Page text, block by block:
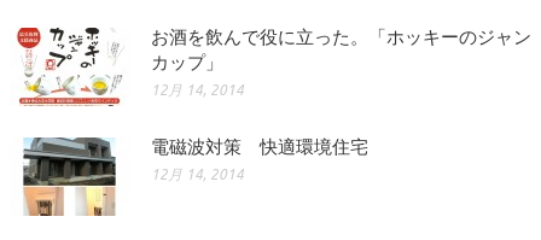
お酒を飲んで役に立った。「ホッキーのジャン
カップ」
12月 14, 2014
電磁波対策 快適環境住宅
12月 14, 2014